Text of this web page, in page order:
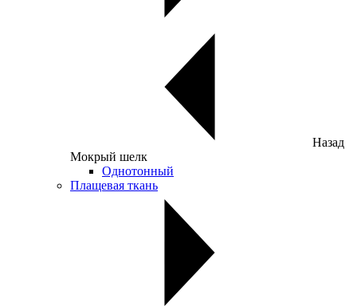
Назад
Мокрый шелк
Однотонный
Плащевая ткань